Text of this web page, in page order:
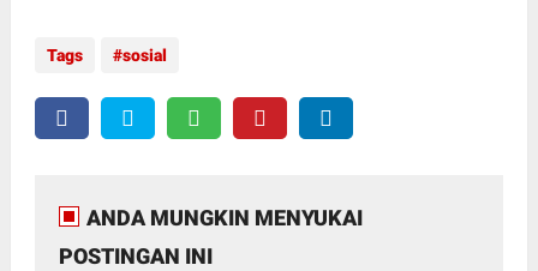
Tags sosial
ANDA MUNGKIN MENYUKAI
POSTINGAN INI